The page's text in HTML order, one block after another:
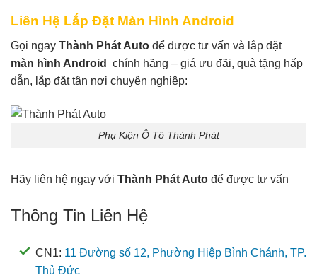
Liên Hệ Lắp Đặt Màn Hình Android
Gọi ngay Thành Phát Auto để được tư vấn và lắp đặt
màn hình Android chính hãng – giá ưu đãi, quà tặng hấp
dẫn, lắp đặt tận nơi chuyên nghiệp:
Phụ Kiện Ô Tô Thành Phát
Hãy liên hệ ngay với Thành Phát Auto để được tư vấn
Thông Tin Liên Hệ
CN1: 11 Đường số 12, Phường Hiệp Bình Chánh, TP.
Thủ Đức